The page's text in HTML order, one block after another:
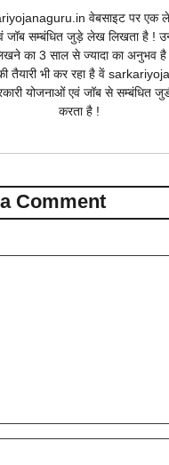
वेबसाइट पर एक
जॉब सम्बंधित जुड़े लेख लिखता है !
का 3 साल से ज्यादा का अनुभव
तैयारी भी कर रहा है वें
योजनाओं एवं जॉब से सम्बंधित
करता है !
Comment